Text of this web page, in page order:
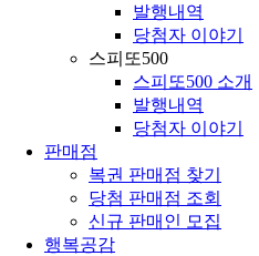
발행내역
당첨자 이야기
스피또500
스피또500 소개
발행내역
당첨자 이야기
판매점
복권 판매점 찾기
당첨 판매점 조회
신규 판매인 모집
행복공감